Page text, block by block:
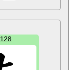
128